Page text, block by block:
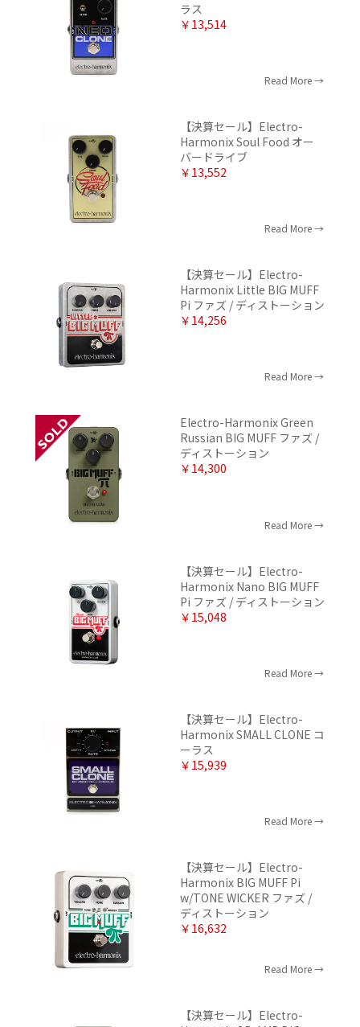
ラス
￥13,514
Read More
【決算セール】Electro-
Harmonix Soul Food オー
バードライブ
￥13,552
Read More
【決算セール】Electro-
Harmonix Little BIG MUFF
Pi ファズ / ディストーション
￥14,256
Read More
Electro-Harmonix Green
Russian BIG MUFF ファズ /
ディストーション
￥14,300
Read More
【決算セール】Electro-
Harmonix Nano BIG MUFF
Pi ファズ / ディストーション
￥15,048
Read More
【決算セール】Electro-
Harmonix SMALL CLONE コ
ーラス
￥15,939
Read More
【決算セール】Electro-
Harmonix BIG MUFF Pi
w/TONE WICKER ファズ /
ディストーション
￥16,632
Read More
【決算セール】Electro-